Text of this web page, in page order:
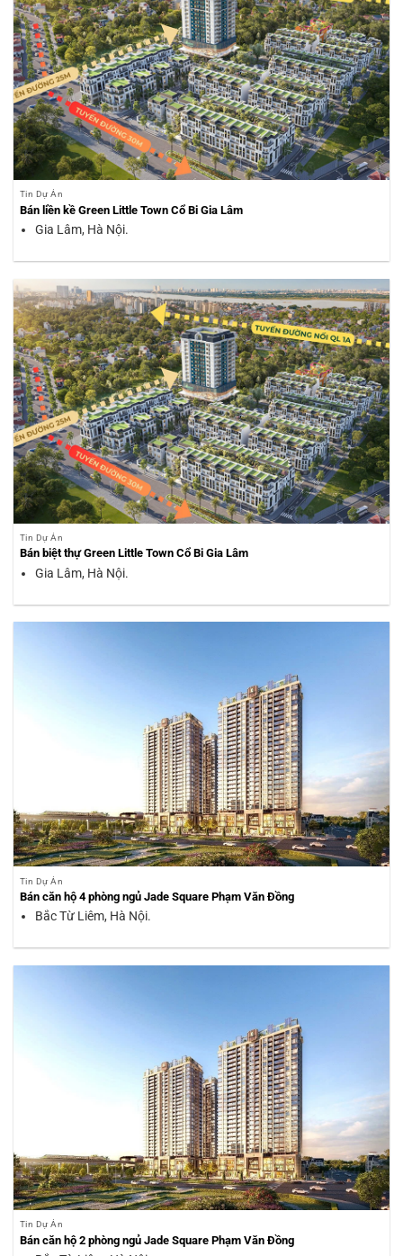
Tin Dự Án
Bán liền kề Green Little Town Cổ Bi Gia Lâm
Gia Lâm, Hà Nội.
Tin Dự Án
Bán biệt thự Green Little Town Cổ Bi Gia Lâm
Gia Lâm, Hà Nội.
Tin Dự Án
Bán căn hộ 4 phòng ngủ Jade Square Phạm Văn Đồng
Bắc Từ Liêm, Hà Nội.
Tin Dự Án
Bán căn hộ 2 phòng ngủ Jade Square Phạm Văn Đồng